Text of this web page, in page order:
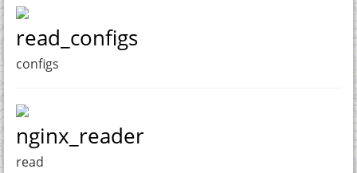
read_configs
configs
nginx_reader
read